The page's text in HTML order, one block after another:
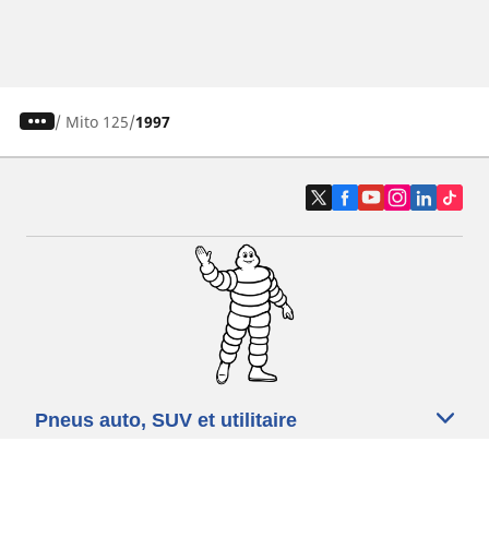
/ Mito 125 1997
Pneus auto, SUV et utilitaire